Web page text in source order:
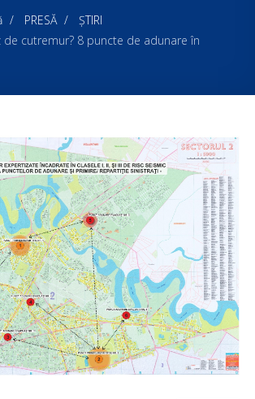
PRESĂ
ȘTIRI
de cutremur? 8 puncte de adunare în